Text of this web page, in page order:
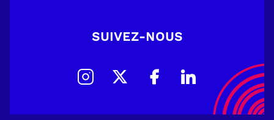
SUIVEZ-NOUS